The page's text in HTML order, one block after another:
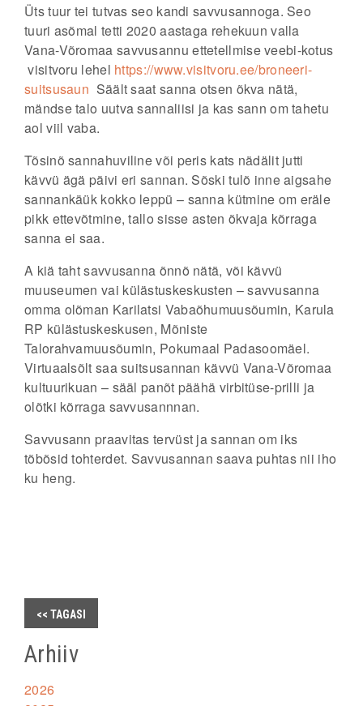
Üts tuur tei tutvas seo kandi savvusannoga. Seo
tuuri asõmal tetti 2020 aastaga rehekuun valla
Vana-Võromaa savvusannu ettetellmise veebi-kotus
visitvoru lehel https://www.visitvoru.ee/broneeri-
suitsusaun Säält saat sanna otsen õkva nätä,
mändse talo uutva sannaliisi ja kas sann om tahetu
aol viil vaba.
Tõsinõ sannahuviline või peris kats nädälit jutti
kävvü ägä päivi eri sannan. Sõski tulõ inne aigsahe
sannankäük kokko leppü – sanna kütmine om eräle
pikk ettevõtmine, tallo sisse asten õkvaja kõrraga
sanna ei saa.
A kiä taht savvusanna õnnõ nätä, või kävvü
muuseumen vai külästuskeskusten – savvusanna
omma olõman Karilatsi Vabaõhumuusõumin, Karula
RP külästuskeskusen, Mõniste
Talorahvamuusõumin, Pokumaal Padasoomäel.
Virtuaalsõlt saa suitsusannan kävvü Vana-Võromaa
kultuurikuan – sääl panõt päähä virbitüse-prilli ja
olõtki kõrraga savvusannnan.
Savvusann praavitas tervüst ja sannan om iks
tõbõsid tohterdet. Savvusannan saava puhtas nii iho
ku heng.
<< TAGASI
Arhiiv
2026